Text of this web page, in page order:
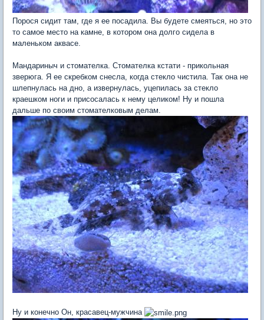
Порося сидит там, где я ее посадила. Вы будете смеяться, но это
то самое место на камне, в котором она долго сидела в
маленьком аквасе.
Мандариныч и стомателка. Стомателка кстати - прикольная
зверюга. Я ее скребком снесла, когда стекло чистила. Так она не
шлепнулась на дно, а извернулась, уцепилась за стекло
краешком ноги и присосалась к нему целиком! Ну и пошла
дальше по своим стомателковым делам.
Ну и конечно Он, красавец-мужчина